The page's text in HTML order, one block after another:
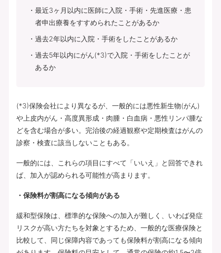
最近3ヶ月以内に医師に入院・手術・先進医療・患
者申出療養をすすめられたことがあるか
過去2年以内に入院・手術をしたことがあるか
過去5年以内にがん(*3)で入院・手術をしたことが
あるか
(*3)保険会社により異なるが、一般的には悪性新生物(がん)
や上皮内がん・高度異形成・肉腫・白血病・悪性リンパ腫な
どを含む場合が多い。完治後の経過観察や定期検査はがんの
診察・検査に該当しないこともある。
一般的には、これらの項目にすべて「いいえ」と回答できれ
ば、加入が認められる可能性が高まります。
・保険料が割高になる傾向がある
緩和型保険は、標準的な保険への加入が難しく、いわば発症
リスクが高い方たちを対象とするため、一般的な医療保険と
比較して、同じ保障内容であっても保険料が割高になる傾向